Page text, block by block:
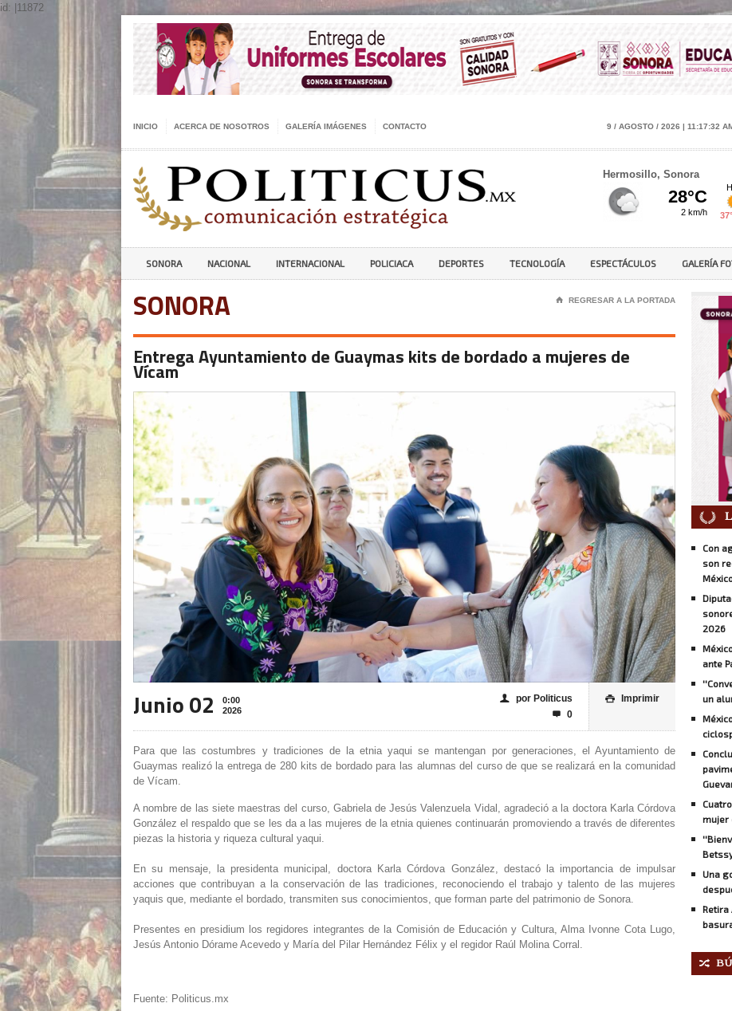
id: |11872
INICIO ACERCA DE NOSOTROS GALERÍA IMÁGENES CONTACTO 9 / AGOSTO / 2026 | 11:17:33
Hermosillo, Sonora
SONORA NACIONAL INTERNACIONAL POLICIACA DEPORTES TECNOLOGÍA ESPECTÁCULOS GALERÍA
SONORA ⌂ REGRESAR A LA PORTADA
Entrega Ayuntamiento de Guaymas kits de bordado a mujeres de
Vícam
Junio 02
0:00
2026
 Imprimir
👤 por Politicus
 0
Para que las costumbres y tradiciones de la etnia yaqui se mantengan por generaciones, el Ayuntamiento de
Guaymas realizó la entrega de 280 kits de bordado para las alumnas del curso de que se realizará en la comunidad
de Vícam.
A nombre de las siete maestras del curso, Gabriela de Jesús Valenzuela Vidal, agradeció a la doctora Karla Córdova
González el respaldo que se les da a las mujeres de la etnia quienes continuarán promoviendo a través de diferentes
piezas la historia y riqueza cultural yaqui.
En su mensaje, la presidenta municipal, doctora Karla Córdova González, destacó la importancia de impulsar
acciones que contribuyan a la conservación de las tradiciones, reconociendo el trabajo y talento de las mujeres
yaquis que, mediante el bordado, transmiten sus conocimientos, que forman parte del patrimonio de Sonora.
Presentes en presidium los regidores integrantes de la Comisión de Educación y Cultura, Alma Ivonne Cota Lugo,
Jesús Antonio Dórame Acevedo y María del Pilar Hernández Félix y el regidor Raúl Molina Corral.
Fuente: Politicus.mx
Con
son
2026
ante
un
mujer
Una
Retira
🔀